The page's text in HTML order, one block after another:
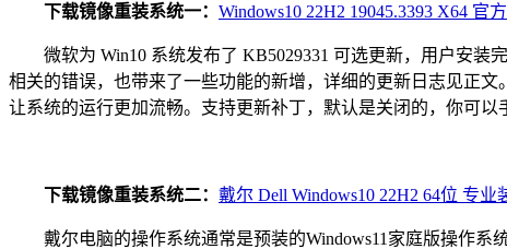
下载镜像重装系统一： Windows10 22H2 19045.3393 X64 官
微软为 Win10 系统发布了 KB5029331 可选更新，用户安装
相关的错误，也带来了一些功能的新增，详细的更新日志见正文
让系统的运行更加流畅。支持更新补丁，默认是关闭的，你可
下载镜像重装系统二： 戴尔 Dell Windows10 22H2 64位 专业
戴尔电脑的操作系统通常是预装的Windows11家庭版操作系